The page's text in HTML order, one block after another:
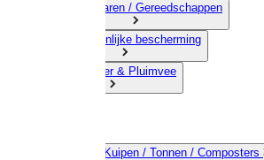
10) IJzerwaren / Gereedschappen
11) Persoonlijke bescherming
12) Kleindier & Pluimvee
Emmers / Kuipen / Tonnen / Composters